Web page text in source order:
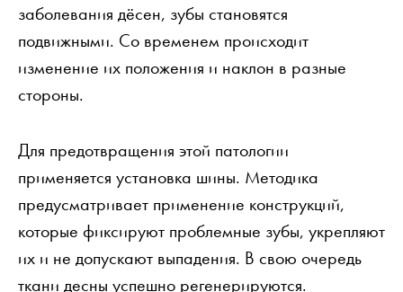
заболевания дёсен, зубы становятся
подвижными. Со временем происходит
изменение их положения и наклон в разные
стороны.
Для предотвращения этой патологии
применяется установка шины. Методика
предусматривает применение конструкций,
которые фиксируют проблемные зубы, укрепляют
их и не допускают выпадения. В свою очередь
ткани десны успешно регенерируются.